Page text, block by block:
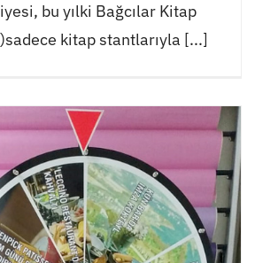
bu yılki Bağcılar Kitap
kitap stantlarıyla [...]